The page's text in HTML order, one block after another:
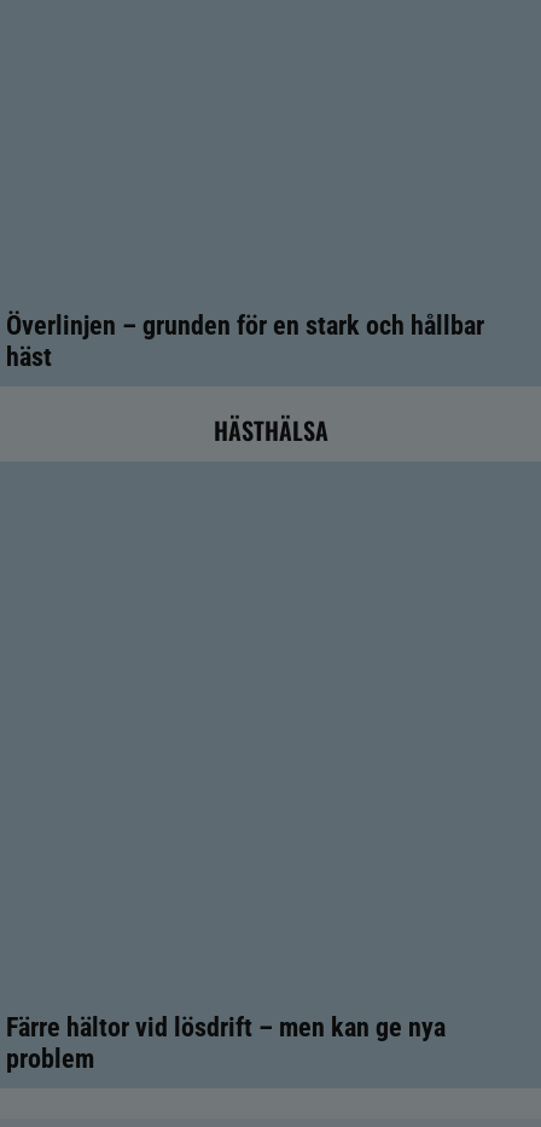
Överlinjen – grunden för en stark och hållbar
häst
HÄSTHÄLSA
Färre hältor vid lösdrift – men kan ge nya
problem